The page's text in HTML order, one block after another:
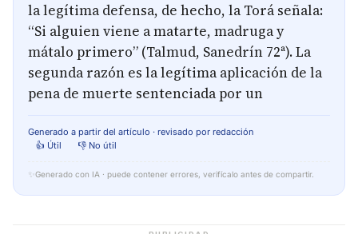
la legítima defensa, de hecho, la Torá señala:
“Si alguien viene a matarte, madruga y
mátalo primero” (Talmud, Sanedrín 72ª). La
segunda razón es la legítima aplicación de la
pena de muerte sentenciada por un
Generado a partir del artículo · revisado por redacción
👍 Útil
👎 No útil
✨ Generado con IA · puede contener errores, verifícalo antes de compartir.